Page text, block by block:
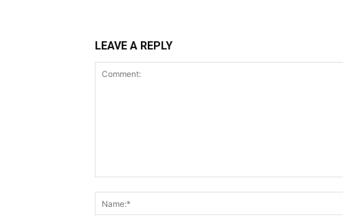
LEAVE A REPLY